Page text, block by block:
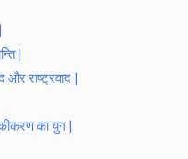
|
और राष्ट्रवाद |
का युग |